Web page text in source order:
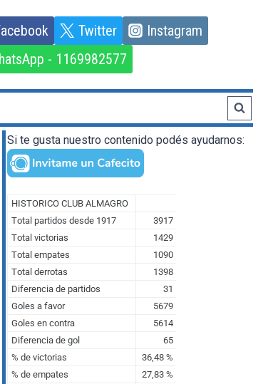
Twitter
Instagram
- 1169982577
Si te gusta nuestro contenido podés ayudarnos: